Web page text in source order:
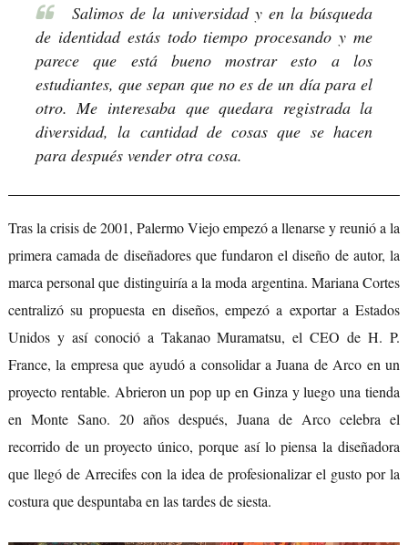
Salimos de la universidad y en la búsqueda
de identidad estás todo tiempo procesando y me
parece que está bueno mostrar esto a los
estudiantes, que sepan que no es de un día para el
otro. Me interesaba que quedara registrada la
diversidad, la cantidad de cosas que se hacen
para después vender otra cosa.
Tras la crisis de 2001, Palermo Viejo empezó a llenarse y reunió a la
primera camada de diseñadores que fundaron el diseño de autor, la
marca personal que distinguiría a la moda argentina. Mariana Cortes
centralizó su propuesta en diseños, empezó a exportar a Estados
Unidos y así conoció a Takanao Muramatsu, el CEO de H. P.
France, la empresa que ayudó a consolidar a Juana de Arco en un
proyecto rentable. Abrieron un pop up en Ginza y luego una tienda
en Monte Sano. 20 años después, Juana de Arco celebra el
recorrido de un proyecto único, porque así lo piensa la diseñadora
que llegó de Arrecifes con la idea de profesionalizar el gusto por la
costura que despuntaba en las tardes de siesta.